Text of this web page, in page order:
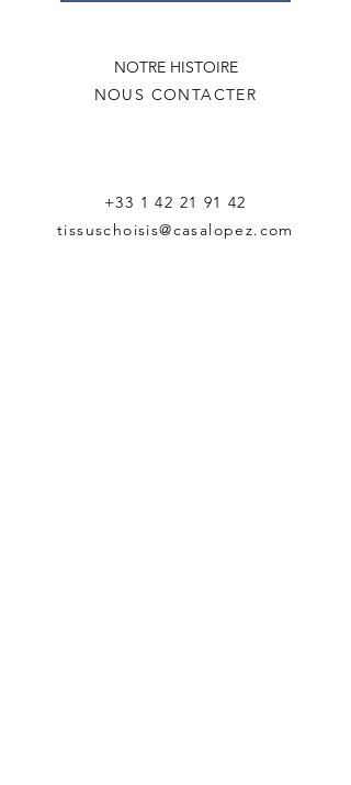
NOTRE HISTOIRE
NOUS CONTACTER
+33 1 42 21 91 42
tissuschoisis@casalopez.com